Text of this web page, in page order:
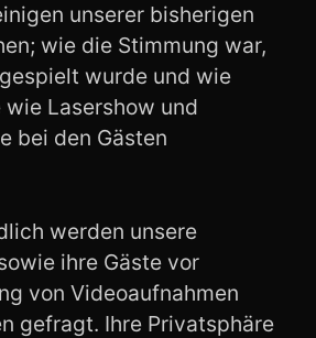
unserer bisherigen
wie die Stimmung war,
wurde und wie
Lasershow und
bei den Gästen
werden unsere
ihre Gäste vor
von Videoaufnahmen
gefragt. Ihre Privatsphäre